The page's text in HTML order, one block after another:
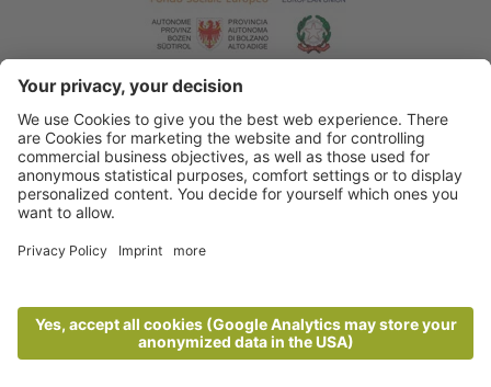
© 2026 Tourismusverein Algund . Impressum .
Datenschutzerklärung . Barrierefreiheitserklärung . Sitemap .
Cookie Einstellungen